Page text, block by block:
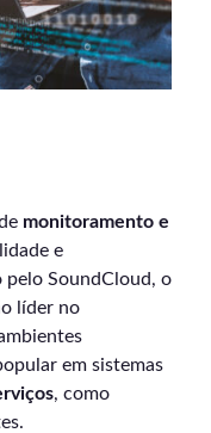
monitoramento e
e
SoundCloud, o
líder no
em sistemas
, como